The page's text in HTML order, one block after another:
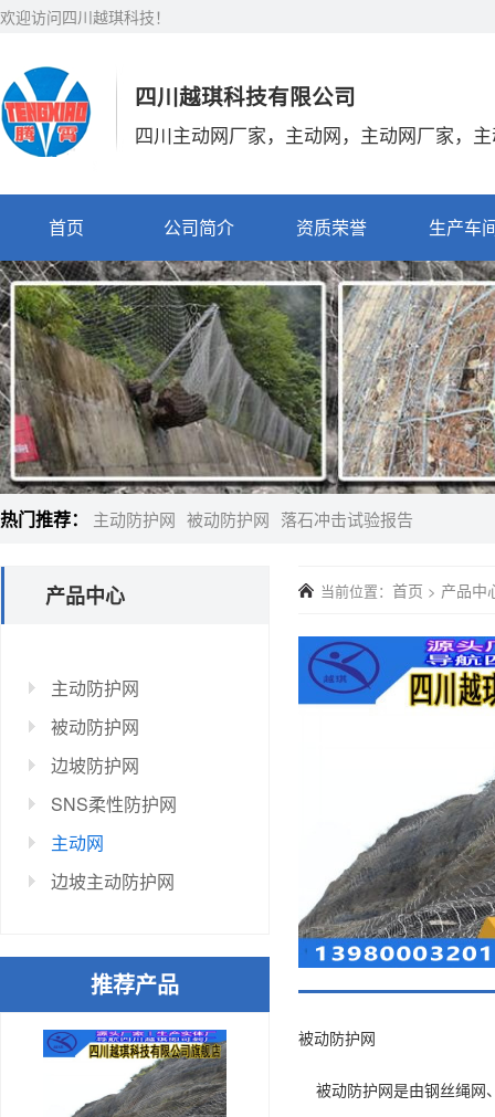
欢迎访问四川越琪科技！
四川越琪科技有限公司
四川主动网厂家，主动网，主动网厂家，
首页 公司简介 资质荣誉 生产车
热门推荐： 主动防护网 被动防护网 落石冲击试验报告
产品中心
主动防护网
被动防护网
边坡防护网
SNS柔性防护网
主动网
边坡主动防护网
推荐产品
当前位置： 首页 > 产品中
被动防护网
被动防护网是由钢丝绳网